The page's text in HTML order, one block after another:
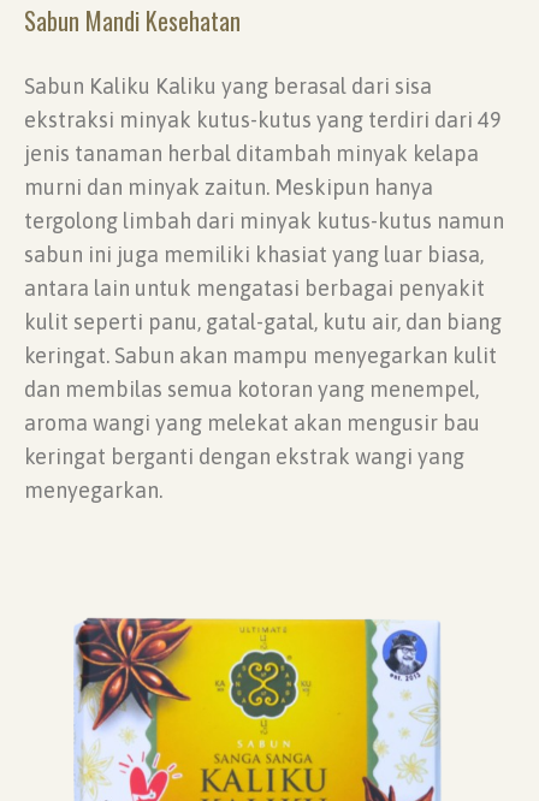
Sabun Mandi Kesehatan
Sabun Kaliku Kaliku yang berasal dari sisa
ekstraksi minyak kutus-kutus yang terdiri dari 49
jenis tanaman herbal ditambah minyak kelapa
murni dan minyak zaitun. Meskipun hanya
tergolong limbah dari minyak kutus-kutus namun
sabun ini juga memiliki khasiat yang luar biasa,
antara lain untuk mengatasi berbagai penyakit
kulit seperti panu, gatal-gatal, kutu air, dan biang
keringat. Sabun akan mampu menyegarkan kulit
dan membilas semua kotoran yang menempel,
aroma wangi yang melekat akan mengusir bau
keringat berganti dengan ekstrak wangi yang
menyegarkan.